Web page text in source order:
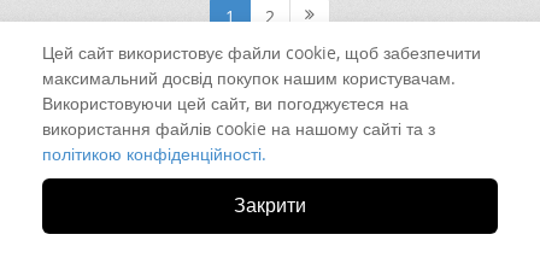
1
2
Цей сайт використовує файли cookie, щоб забезпечити
максимальний досвід покупок нашим користувачам.
Використовуючи цей сайт, ви погоджуєтеся на
використання файлів cookie на нашому сайті та з
політикою конфіденційності.
Закрити